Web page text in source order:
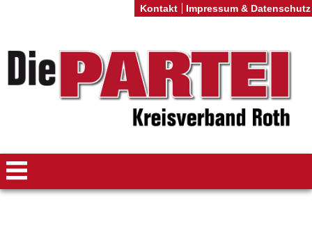
Kontakt Impressum & Datenschutz